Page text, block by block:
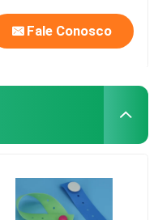
Fale Conosco